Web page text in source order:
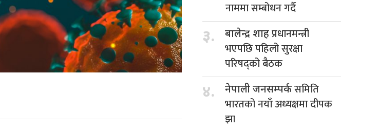
नाममा सम्बोधन गर्दै
३. बालेन्द्र शाहप्रधानमन्त्री
भएपछि पहिलो सुरक्षा
परिषद्को बैठक
४. नेपाली जनसम्पर्कसमिति
भारतको नयाँ अध्यक्षमा दीपक
झा